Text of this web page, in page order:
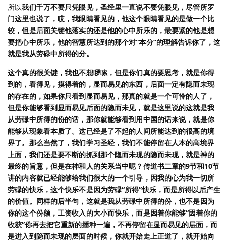
所以我们千万不要只凭眼见，圣经里一直说不要凭眼见，尽管所罗
门这里也说了，哎，我眼睛看见的，他这个眼睛看见的是做一个比
较，但是后面关键他落实的还是他的心中所乐的，最要紧的他是想
要把心中所乐，他的智慧所达到的那个对“本分”的理解告诉你了，这
就是我从劳碌中所得的分。
这个真的很关键，我也不想啰嗦，但是你们真的要思考，就是你得
到的，看得见，摸得着的，显而易见的东西，后面一定有隐而未现
的存在的，如果你只看到显而易见，那真的就是一个可怜的人了，
但是你能够看到显而易见后面的隐而未见，就是这里说的这就是我
从劳碌中所得的份的话，那你就能够看到用中国的话来说，就是你
能够从现象看本质了。这已经是了不起的人间所能达到的很高的境
界了。那么当然了，我们学习圣经，我们不能停留在人本的高境界
上面，我们还是要不断的抓到那个隐而未现的隐而未现，就是神的
最终的旨意，但是在神和人的关系当中呢？传道书二章的9节和10节
讲的内容就已经能够给我们很大的一个引导，因我的心为我一切所
劳碌的快乐，这个快乐不是因为劳碌“所得”快乐，而是所得以后产生
的价值。同样的后半句，这就是我从劳碌中所得的份，也不是因为
你的这个份额，工资收入的大小而快乐，而是因着你能够“因着你的
收获”你再去把它重新的播种一遍，不再停留在显而易见的层面，而
是进入到隐而未现的层面的时候，你就开始走上正道了，就开始向